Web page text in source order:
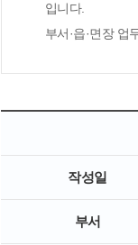
입니다.
부서·읍·면장 업
작성일
부서